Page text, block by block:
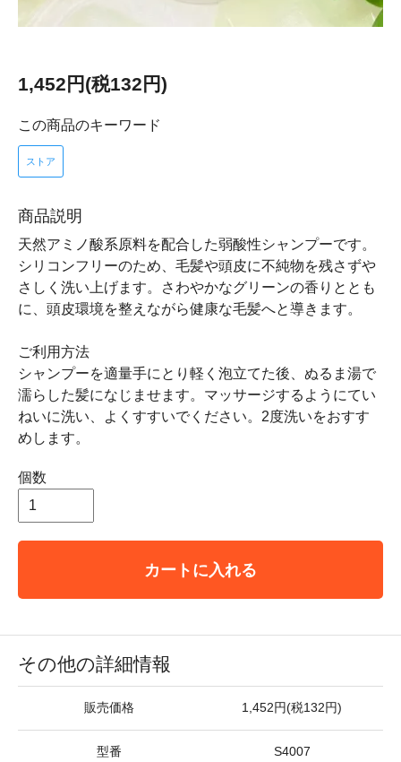
1,452円(税132円)
この商品のキーワード
ストア
商品説明
天然アミノ酸系原料を配合した弱酸性シャンプーです。
シリコンフリーのため、毛髪や頭皮に不純物を残さずや
さしく洗い上げます。さわやかなグリーンの香りととも
に、頭皮環境を整えながら健康な毛髪へと導きます。
ご利用方法
シャンプーを適量手にとり軽く泡立てた後、ぬるま湯で
濡らした髪になじませます。マッサージするようにてい
ねいに洗い、よくすすいでください。2度洗いをおすす
めします。
個数
カートに入れる
その他の詳細情報
販売価格 1,452円(税132円)
型番 S4007